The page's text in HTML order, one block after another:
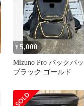
¥5,000
Mizuno Pro バックパ
ブラック ゴールド